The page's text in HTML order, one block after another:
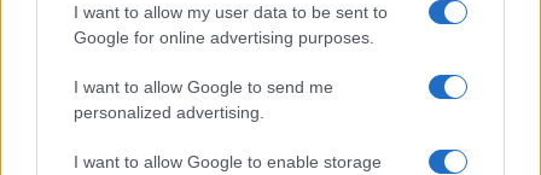
I want to allow my user data to be sent to
Google for online advertising purposes.
I want to allow Google to send me
personalized advertising.
I want to allow Google to enable storage
moda che cura rubriche su artigianato e
tendenze locali. Nato a Napoli, conserva
di via Toledo.